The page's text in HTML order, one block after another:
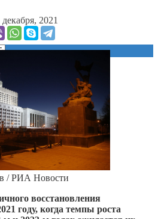
декабря, 2021
/ РИА Новости
восстановления
году, когда темпы роста